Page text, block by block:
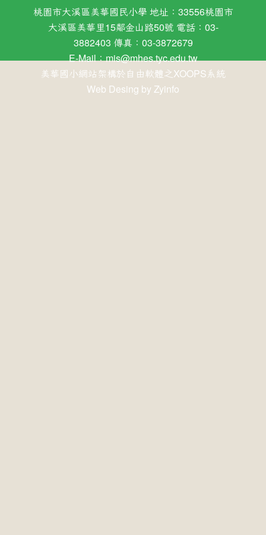
桃園市大溪區美華國民小學 地址：33556桃園市
大溪區美華里15鄰金山路50號 電話：03-
3882403 傳真：03-3872679
E-Mail：mis@mhes.tyc.edu.tw
美華國小網站架構於自由軟體之XOOPS系統
Web Desing by Zyinfo